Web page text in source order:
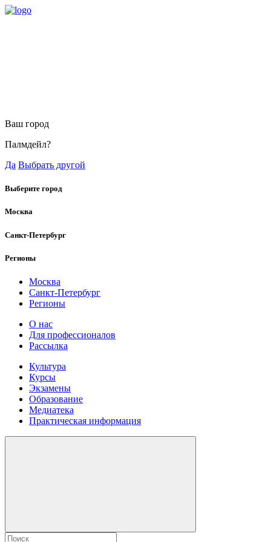
Ваш город
Палмдейл?
Да Выбрать другой
Выберите город
Москва
Санкт-Петербург
Регионы
Москва
Санкт-Петербург
Регионы
О нас
Для профессионалов
Рассылка
Культура
Курсы
Экзамены
Образование
Медиатека
Практическая информация